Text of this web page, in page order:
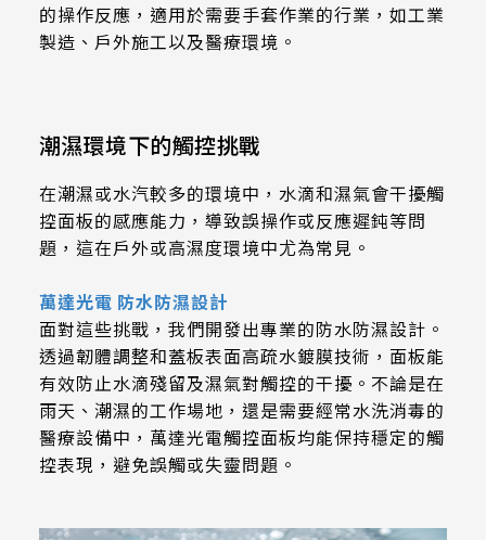
339.53 * 263.5 * 2.23 mm
444 * 264.6 * 2.23 mm
409.27 * 334 * 2.23 mm
511.45 * 302.92 * 3.23 mm
562.98 * 332.4 * 3.23 mm
179.96 * 119.00 * 7.83 mm
189.35 * 121.77 *4.83 mm
244.66 * 163.3 * 8.53 mm
223.72mm * 126.28mm
262.32mm * 164.4mm
247.2mm * 185.7mm
294.27mm * 165.88mm
345.43mm * 194.79mm
339.12mm * 271.54mm
411mm * 231.6mm
377.52mm * 302.26mm
477.84mm * 269.31mm
的操作反應，適用於需要手套作業的行業，如工業
製造、戶外施工以及醫療環境。
潮濕環境下的觸控挑戰
在潮濕或水汽較多的環境中，水滴和濕氣會干擾觸
控面板的感應能力，導致誤操作或反應遲鈍等問
題，這在戶外或高濕度環境中尤為常見。
萬達光電 防水防濕設計
面對這些挑戰，我們開發出專業的防水防濕設計。
透過韌體調整和蓋板表面高疏水鍍膜技術，面板能
有效防止水滴殘留及濕氣對觸控的干擾。不論是在
雨天、潮濕的工作場地，還是需要經常水洗消毒的
醫療設備中，萬達光電觸控面板均能保持穩定的觸
控表現，避免誤觸或失靈問題。